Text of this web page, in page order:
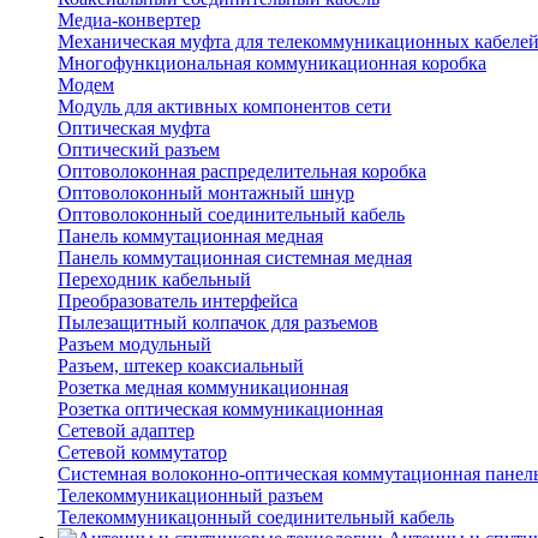
Медиа-конвертер
Механическая муфта для телекоммуникационных кабелей
Многофункциональная коммуникационная коробка
Модем
Модуль для активных компонентов сети
Оптическая муфта
Оптический разъем
Оптоволоконная распределительная коробка
Оптоволоконный монтажный шнур
Оптоволоконный соединительный кабель
Панель коммутационная медная
Панель коммутационная системная медная
Переходник кабельный
Преобразователь интерфейса
Пылезащитный колпачок для разъемов
Разъем модульный
Разъем, штекер коаксиальный
Розетка медная коммуникационная
Розетка оптическая коммуникационная
Сетевой адаптер
Сетевой коммутатор
Системная волоконно-оптическая коммутационная
Телекоммуникационный разъем
Телекоммуникацонный соединительный кабель